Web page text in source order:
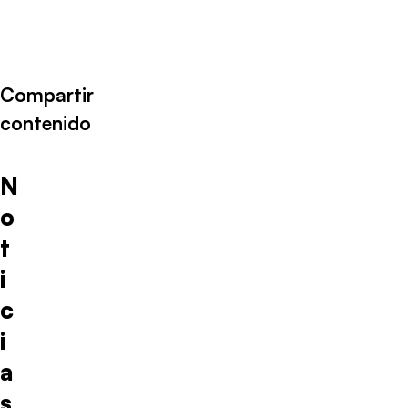
Compartir
contenido
N
o
t
i
c
i
a